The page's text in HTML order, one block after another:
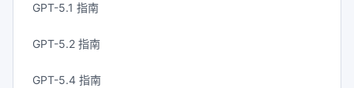
GPT-5.1 指南
GPT-5.2 指南
GPT-5.4 指南